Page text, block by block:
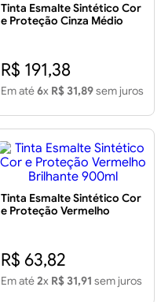
Tinta Esmalte Sintético Cor
e Proteção Cinza Médio
R$ 191,38
Em até6x R$ 31,89sem juros
Tinta Esmalte Sintético Cor
e Proteção Vermelho
R$ 63,82
Em até2x R$ 31,91 sem juros